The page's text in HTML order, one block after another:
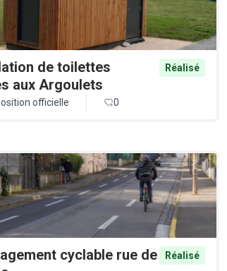
de toilettes
aux Argoulets
Réalisé
officielle 0
cyclable rue de
Réalisé